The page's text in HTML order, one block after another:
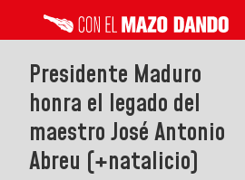
Presidente Maduro
honra el legado del
maestro José Antonio
Abreu (+natalicio)